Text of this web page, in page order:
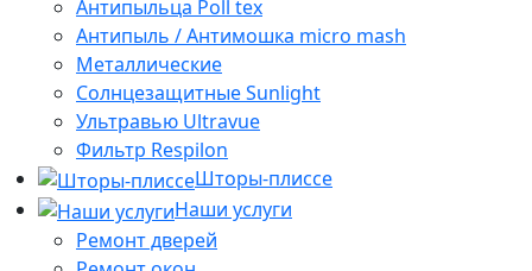
Антипыльца Poll tex
Антипыль / Антимошка micro mash
Металлические
Солнцезащитные Sunlight
Ультравью Ultravue
Фильтр Respilon
Шторы-плиссе
Наши услуги
Ремонт дверей